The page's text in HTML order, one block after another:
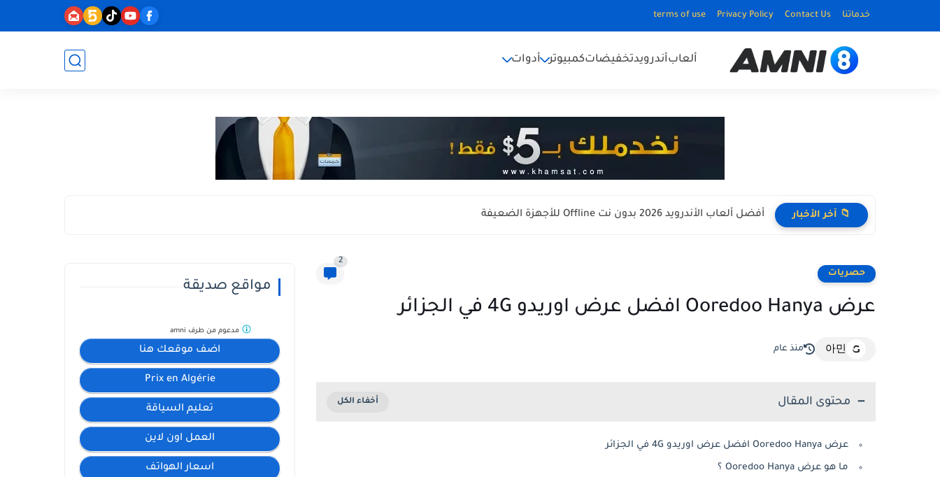
خدماتنا Contact Us
Privacy Policy
terms of use
ألعابأندرويدتخفيضاتكمبيوتر أدوات
📁 آخر الأخبار أفضل ألعاب الأندرويد 2026 بدون نت Offline للأجهزة الضعيفة
حصريات
2
عرض Ooredoo Hanya افضل عرض اوريدو 4G في الجزائر
아민 منذ عام
محتوى المقال
عرض Ooredoo Hanya افضل عرض اوريدو 4G في الجزائر
ما هو عرض Ooredoo Hanya ؟
مواقع صديقة
اضف موقعك هنا
Prix en Algérie
تعليم السياقة
العمل اون لاين
اسعار الهواتف
مدعوم من طرف amni